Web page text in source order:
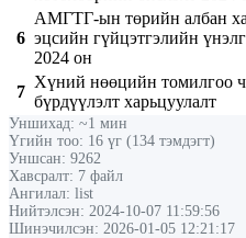
6
АМГТГ-ын төрийн албан
эцсийн гүйцэтгэлийн
2024 он
7
Хүний нөөцийн томилгоо
бүрдүүлэлт харьцуулалт
Уншихад: ~1 мин
Үгийн тоо: 16 үг (134 тэмдэгт)
Уншсан: 9262
Хавсралт: 7 файл
Ангилал: list
Нийтэлсэн: 2024-10-07 11:59:56
Шинэчилсэн: 2026-01-05 12:21:17